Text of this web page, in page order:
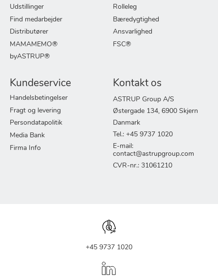
Udstillinger
Find medarbejder
Distributører
MAMAMEMO®
byASTRUP®
Rolleleg
Bæredygtighed
Ansvarlighed
FSC®
Kundeservice
Handelsbetingelser
Fragt og levering
Persondatapolitik
Media Bank
Firma Info
Kontakt os
ASTRUP Group A/S
Østergade 134, 6900 Skjern
Danmark
Tel.: +45 9737 1020
E-mail:
contact@astrupgroup.com
CVR-nr.: 31061210
+45 9737 1020